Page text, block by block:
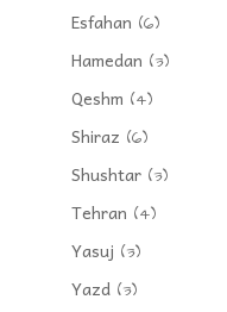
Esfahan (6)
Hamedan (3)
Qeshm (4)
Shiraz (6)
Shushtar(3)
Tehran (4)
Yasuj (3)
Yazd(3)